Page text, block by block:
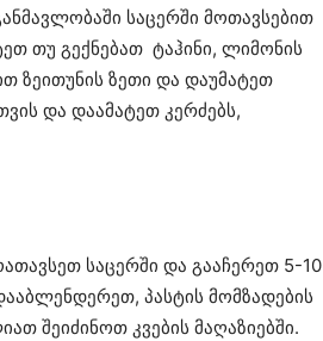
საცერში მოთავსებით
თუ გექნებათ ტაჰინი, ლიმონის
ზეითუნის ზეთი და დაუმატეთ
და დაამატეთ კერძებს,
საცერში და გააჩერეთ 5-10
პასტის მომზადების
შეიძინოთ კვების მაღაზიებში.